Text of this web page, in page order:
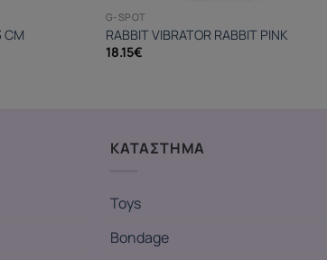
CM
G-SPOT
RABBIT VIBRATOR RABBIT PINK
18.15€
ΚΑΤΑΣΤΗΜΑ
Toys
Bondage